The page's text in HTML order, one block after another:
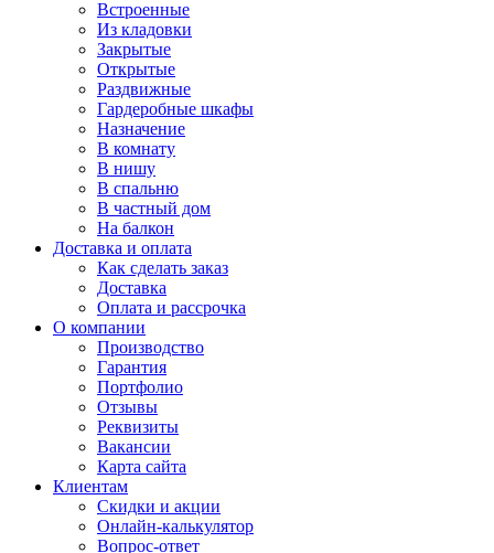
Встроенные
Из кладовки
Закрытые
Открытые
Раздвижные
Гардеробные шкафы
Назначение
В комнату
В нишу
В спальню
В частный дом
На балкон
Доставка и оплата
Как сделать заказ
Доставка
Оплата и рассрочка
О компании
Производство
Гарантия
Портфолио
Отзывы
Реквизиты
Вакансии
Карта сайта
Клиентам
Скидки и акции
Онлайн-калькулятор
Вопрос-ответ